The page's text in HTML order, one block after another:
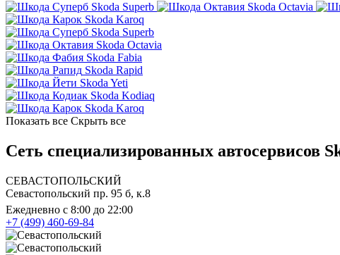
Skoda Superb Skoda Octavia
Skoda Karoq
Skoda Superb
Skoda Octavia
Skoda Fabia
Skoda Rapid
Skoda Yeti
Skoda Kodiaq
Skoda Karoq
Показать все Скрыть все
Сеть специализированных автосервисов
СЕВАСТОПОЛЬСКИЙ
Севастопольский пр. 95 б, к.8
Ежедневно с 8:00 до 22:00
+7 (499) 460-69-84